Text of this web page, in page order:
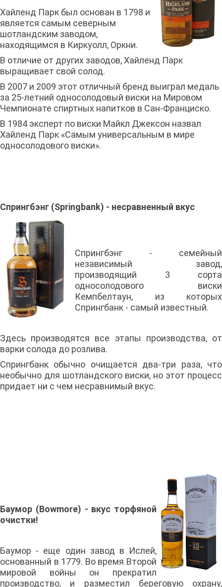
Хайленд Парк был основан в 1798 и
является самым северным
шотландским заводом,
находящимся в Киркуолл, Оркни.
В отличие от других заводов, Хайленд Парк
выращивает свой солод.
В 2007 и 2009 этот отличный бренд выиграл медаль
за 25-летний односолодовый виски на Мировом
Чемпионате спиртных напитков в Сан-Франциско.
В 1984 эксперт по виски Майкл Джексон назвал
Хайленд Парк «Самым универсальным в мире
односолодового виски».
Спрингбэнг (Springbank) - несравненный вкус
Спрингбэнг - семейный
независимый завод,
производящий 3 сорта
односолодового виски
Кемпбелтаун, из которых
Спрингбанк - самый известный.
Здесь производятся все этапы производства, от
варки солода до розлива.
Спрингбанк обычно очищается два-три раза, что
необычно для шотландского виски, но этот процесс
придает ни с чем несравнимый вкус.
Баумор (Bowmore) - вкус торфяной
очистки!
Баумор - еще один завод в Ислей,
основанный в 1779. Во время Второй
мировой войны он прекратил
производство, и разместил береговую охрану,